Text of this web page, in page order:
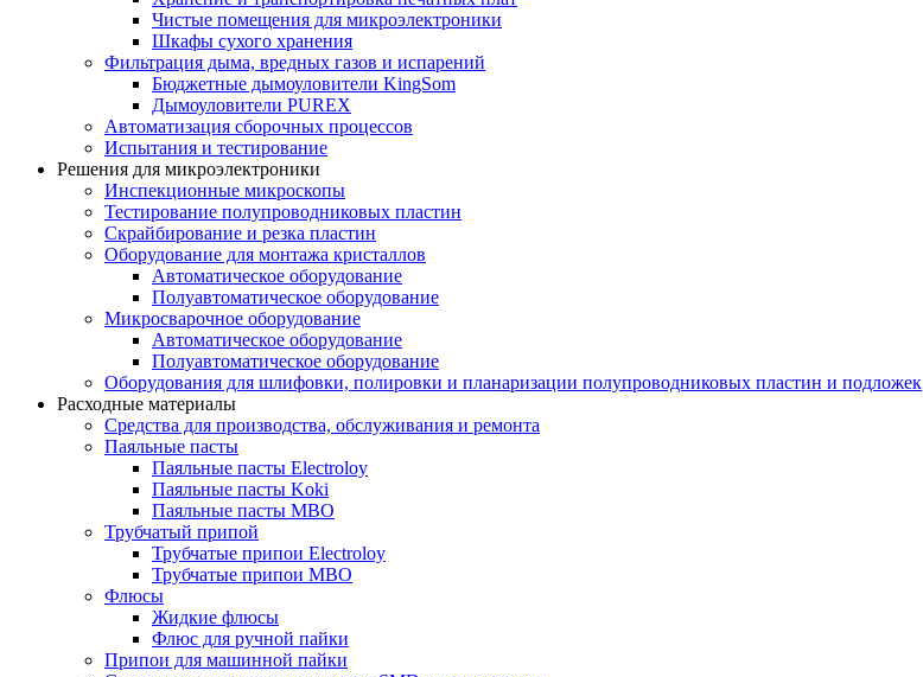
Чистые помещения для микроэлектроники
Шкафы сухого хранения
Фильтрация дыма, вредных газов и испарений
Бюджетные дымоуловители KingSom
Дымоуловители PUREX
Автоматизация сборочных процессов
Испытания и тестирование
Решения для микроэлектроники
Инспекционные микроскопы
Тестирование полупроводниковых пластин
Скрайбирование и резка пластин
Оборудование для монтажа кристаллов
Автоматическое оборудование
Полуавтоматическое оборудование
Микросварочное оборудование
Автоматическое оборудование
Полуавтоматическое оборудование
Оборудования для шлифовки, полировки и планаризации полупроводниковых пластин и подложек
Расходные материалы
Средства для производства, обслуживания и ремонта
Паяльные пасты
Паяльные пасты Electroloy
Паяльные пасты Koki
Паяльные пасты MBO
Трубчатый припой
Трубчатые припои Electroloy
Трубчатые припои MBO
Флюсы
Жидкие флюсы
Флюс для ручной пайки
Припои для машинной пайки